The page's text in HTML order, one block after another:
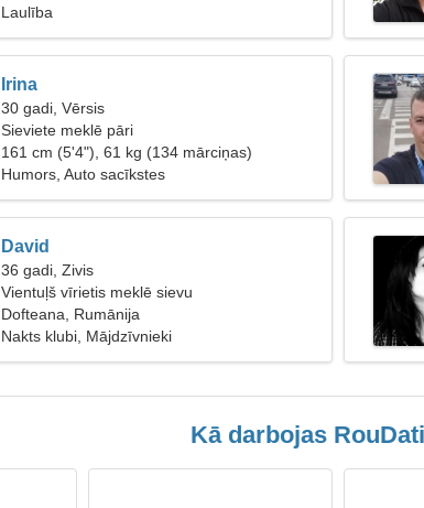
Laulība
Irina
30 gadi, Vērsis
Sieviete meklē pāri
161 cm (5'4"), 61 kg (134 mārciņas)
Humors, Auto sacīkstes
David
36 gadi, Zivis
Vientuļš vīrietis meklē sievu
Dofteana, Rumānija
Nakts klubi, Mājdzīvnieki
Kā darbojas